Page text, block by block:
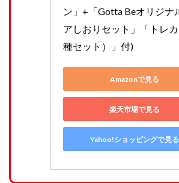
ン」+「Gotta Beオリジナ
アしおりセット」「トレ
種セット）」付)
Amazonで見る
楽天市場で見る
Yahoo!ショッピングで見る